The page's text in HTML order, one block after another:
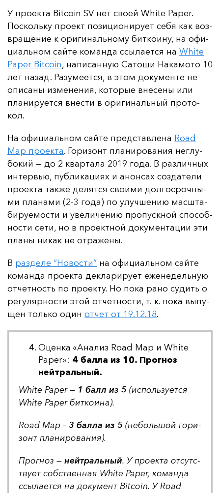
У про­ек­та Bitcoin SV нет сво­ей White Paper.
Пос­коль­ку про­ект по­зи­ци­они­ру­ет се­бя как воз­
вра­ще­ние к ори­ги­наль­но­му бит­ко­ину, на офи­
ци­аль­ном сай­те ко­ман­да ссы­ла­ет­ся на White
Paper Bitcoin, на­пи­сан­ную Са­то­ши На­ка­мо­то 10
лет на­зад. Ра­зу­ме­ет­ся, в этом до­ку­мен­те не
опи­са­ны из­ме­не­ния, ко­то­рые вне­се­ны или
пла­ни­ру­ет­ся внес­ти в ори­ги­наль­ный про­то­
кол.
На офи­ци­аль­ном сай­те пред­став­ле­на Road
Map про­ек­та. Го­ри­зонт пла­ни­ро­ва­ния нег­лу­
бо­кий — до 2 квар­та­ла 2019 го­да. В раз­лич­ных
ин­тервью, пуб­ли­ка­ци­ях и анон­сах соз­да­те­ли
про­ек­та так­же де­лят­ся сво­ими дол­гос­роч­ны­
ми пла­на­ми (2-3 го­да) по улуч­ше­нию мас­шта­
би­ру­емос­ти и уве­ли­че­нию про­пус­кной спо­соб­
нос­ти се­ти, но в про­ек­тной до­ку­мен­та­ции эти
пла­ны ни­как не от­ра­же­ны.
В раз­де­ле “Но­вос­ти” на офи­ци­аль­ном сай­те
ко­ман­да про­ек­та дек­ла­ри­ру­ет еже­не­дель­ную
от­чет­ность по про­ек­ту. Но по­ка ра­но су­дить о
ре­гу­ляр­нос­ти этой от­чет­нос­ти, т. к. по­ка вы­пу­
щен толь­ко один от­чет от 19.12.18.
Оценка «Анализ Road Map и White
Paper»: 4 балла из 10. Прогноз
нейтральный.
White Paper — 1 балл из 5 (ис­поль­зу­ет­ся
White Paper бит­ко­ина).
Road Map – 3 бал­ла из 5 (не­боль­шой го­ри­
зонт пла­ни­ро­ва­ния).
Прог­ноз — ней­траль­ный. У про­ек­та от­сутс­
тву­ет собс­твен­ная White Paper, ко­ман­да
ссы­ла­ет­ся на до­ку­мент Bitcoin. У Road